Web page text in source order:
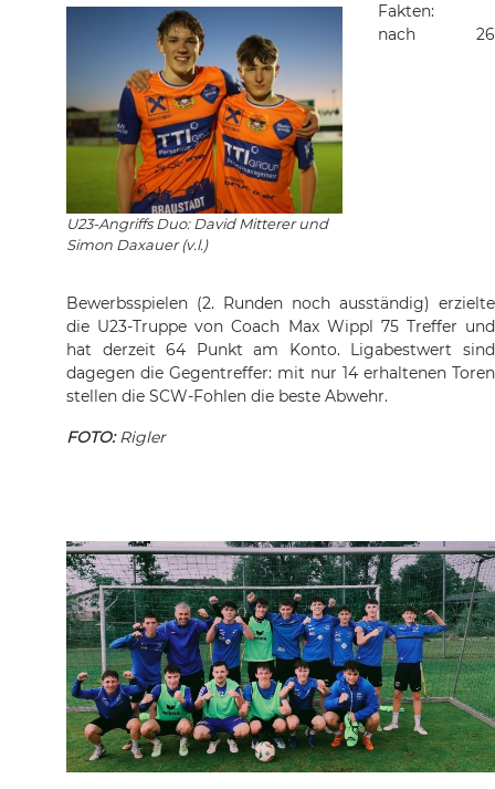
U23-Angriffs Duo: David Mitterer und
Simon Daxauer (v.l.)
Fakten:
nach 26
Bewerbsspielen (2. Runden noch ausständig) erzielte
die U23-Truppe von Coach Max Wippl 75 Treffer und
hat derzeit 64 Punkt am Konto. Ligabestwert sind
dagegen die Gegentreffer: mit nur 14 erhaltenen Toren
stellen die SCW-Fohlen die beste Abwehr.
FOTO:Rigler